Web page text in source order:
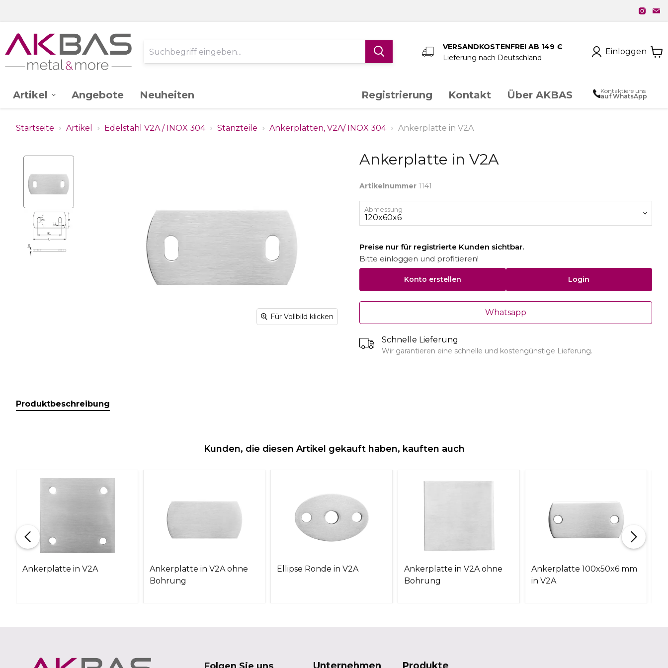
VERSANDKOSTENFREI AB 149 €
Lieferung nach Deutschland
Einloggen
Artikel
AK -
Edelstahl V2A Edelstahl V4A Aluminium Kunstschmiedeeisen
Sonderanfertigungen
Angebote Neuheiten Registrierung Kontakt Über AKBAS Kontaktiere uns
auf WhatsApp
Startseite Artikel Edelstahl V2A / INOX 304 Stanzteile Ankerplatten, V2A/ INOX 304 Ankerplatte in V2A
Für Vollbild klicken
Ankerplatte in V2A
Artikelnummer1141
Abmessung
Preise nur für registrierte Kunden sichtbar.
Bitte einloggen und profitieren!
Konto erstellen Login
Whatsapp
Schnelle Lieferung
Wir garantieren eine schnelle und kostengünstige Lieferung.
Produktbeschreibung
Kunden, die diesen Artikel gekauft haben, kauften auch
Ankerplatte in V2A
Ankerplatte in V2A ohne
Bohrung
Ellipse Ronde in V2A
Ankerplatte in V2A ohne
Bohrung
Ankerplatte 100x50x6 mm
in V2A